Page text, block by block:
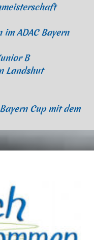
ADAC Bayern
B
Landshut
Cup mit dem